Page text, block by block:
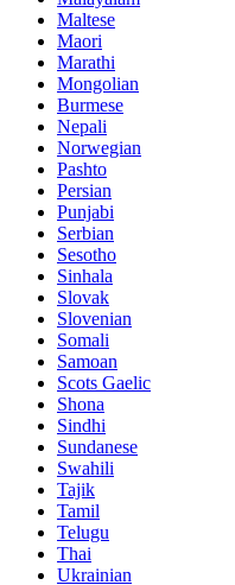
Maltese
Maori
Marathi
Mongolian
Burmese
Nepali
Norwegian
Pashto
Persian
Punjabi
Serbian
Sesotho
Sinhala
Slovak
Slovenian
Somali
Samoan
Scots Gaelic
Shona
Sindhi
Sundanese
Swahili
Tajik
Tamil
Telugu
Thai
Ukrainian